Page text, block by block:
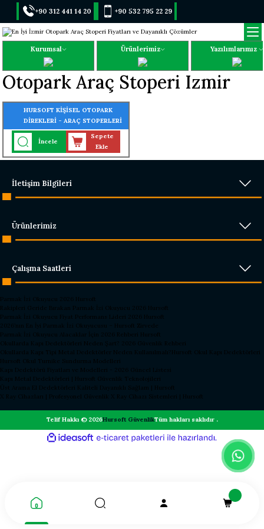
+90 312 441 14 20 +90 532 795 22 29
Kurumsal Ürünlerimiz Yazılımlarımız
Otopark Araç Stoperi Izmir
HURSOFT KİŞİSEL OTOPARK
DİREKLERİ - ARAÇ STOPERLERİ
İncele
Sepete
Ekle
İletişim Bilgileri
Ürünlerimiz
Çalışma Saatleri
Parmak İzi Okuyucu 2026 Hursoft
Rakipleri Geride Bırakan Parmak İzi Okuyucu 2026 Hursoft
Parmak İzi Okuyucu Fiyat Performans Lideri 2026 Hursoft
2026’nın En İyi Parmak İzi Okuyucusu – Hursoft Zirvede
Parmak İzi Okuyucu Alacaklar İçin 2026 Rehberi Hursoft
Okullarda Kapı Dedektörleri Neden Şart? 2026 Güvenlik Rehberi
Okullarda Kapı Tipi Metal Dedektörler Neden Kullanılmalı?Hursoft Okul Kapı Dedektörleri
Hursoft Okul Turnike Sundurma Modelleri
Kapı Dedektörü Fiyatları ve Modelleri - 2026 Güncel Listesi
Kapı Metal Dedektörleri | Hursoft Güvenlik Teknolojileri
Üst Arama El Dedektörleri Kaliteli Dayanıklı Sağlam | Hursoft
X Ray Cihazları | Profesyonel Güvenlik X Ray Cihazı Sistemleri | Hursoft
Telif Hakkı © 2026Hursoft GüvenlikTüm hakları saklıdır .
ideasoft
e-
hazırlandı.